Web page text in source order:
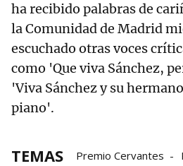
ha recibido palabras de
la Comunidad de Madrid
escuchado otras voces
como 'Que viva Sánchez,
'Viva Sánchez y su
piano'.
TEMAS Premio Cervantes